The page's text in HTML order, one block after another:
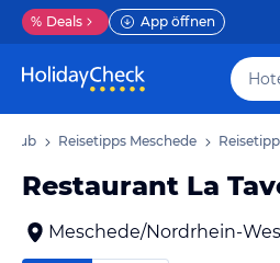
% Deals App öffnen
Reisetipps Meschede
Restaurant La
Meschede/Nordrhein-